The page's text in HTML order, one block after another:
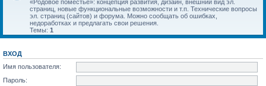
«Родовое поместье»: концепция развития, дизайн, внешний вид эл.
страниц, новые функциональные возможности и т.п. Технические вопросы
эл. страниц (сайтов) и форума. Можно сообщать об ошибках,
недоработках и предлагать свои решения.
Темы: 1
ВХОД
Имя пользователя:
Пароль: